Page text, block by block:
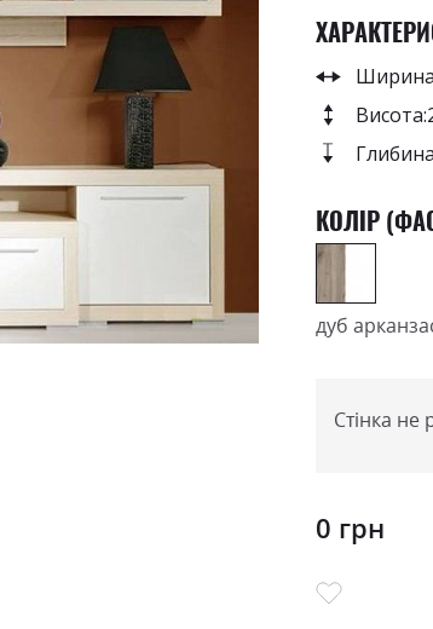
Висота:
КОЛІР
дуб
Стінка не
0 грн